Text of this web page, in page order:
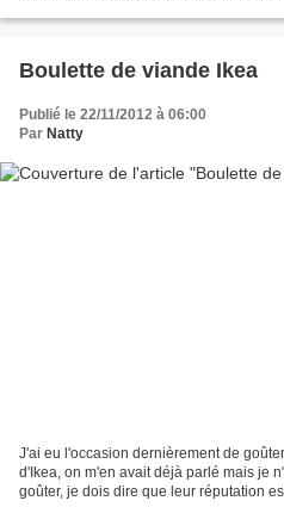
Boulette de viande Ikea
Publié le 22/11/2012 à 06:00
Par Natty
J'ai eu l'occasion dernièrement de
d'Ikea, on m'en avait déjà parlé mais je
goûter, je dois dire que leur réputation